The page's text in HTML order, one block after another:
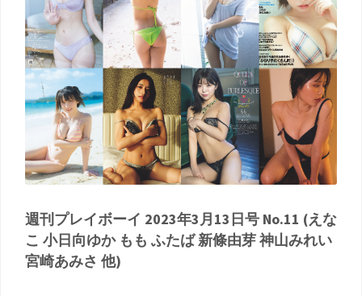
週刊プレイボーイ 2023年3月13日号 No.11 (えな
こ 小日向ゆか もも ふたば 新條由芽 神山みれい
宮崎あみさ 他)